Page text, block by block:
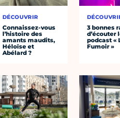
DÉCOUVRIR
Connaissez-vous
l’histoire des
amants maudits,
Héloïse et
Abélard ?
3 bonnes
d’écouter
podcast «
Fumoir »